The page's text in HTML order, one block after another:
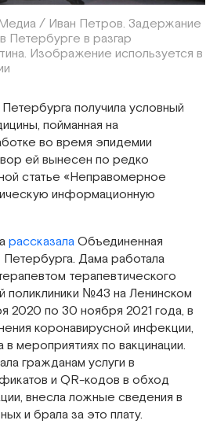
/ Иван Петров. Задержание
Петербурге в разгар
Изображение используется в
получила условный
пойманная на
во время эпидемии
ей вынесен по редко
статье «Неправомерное
информационную
рассказалаОбъединенная
Дама работала
терапевтического
поликлиники №43 на Ленинском
2020 по 30 ноября 2021 года, в
коронавирусной инфекции,
мероприятиях по вакцинации.
гражданам услуги в
и QR-кодов в обход
внесла ложные сведения в
и брала за это плату.